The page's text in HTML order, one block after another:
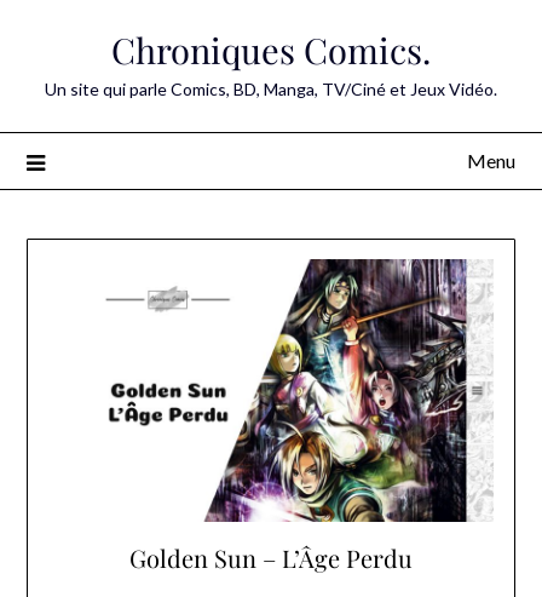
Chroniques Comics.
Un site qui parle Comics, BD, Manga, TV/Ciné et Jeux Vidéo.
Menu
Golden Sun – L’Âge Perdu